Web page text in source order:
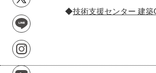
◆技術支援センター 建築